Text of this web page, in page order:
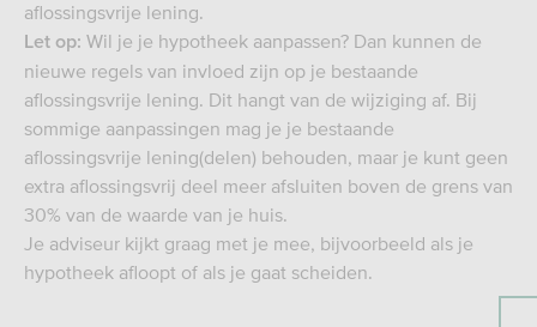
aflossingsvrije lening.
Let op: Wil je je hypotheek aanpassen? Dan kunnen de
nieuwe regels van invloed zijn op je bestaande
aflossingsvrije lening. Dit hangt van de wijziging af. Bij
sommige aanpassingen mag je je bestaande
aflossingsvrije lening(delen) behouden, maar je kunt geen
extra aflossingsvrij deel meer afsluiten boven de grens van
30% van de waarde van je huis.
Je adviseur kijkt graag met je mee, bijvoorbeeld als je
hypotheek afloopt of als je gaat scheiden.